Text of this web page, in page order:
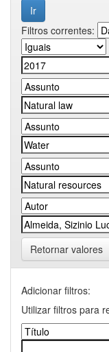
Filtros correntes:
Retornar valores
Adicionar filtros:
Utilizar filtros para